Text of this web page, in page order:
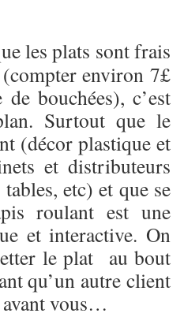
les plats sont frais
environ 7£
bouchées), c’est
Surtout que le
(décor plastique et
et distributeurs
etc) et que se
roulant est une
et interactive. On
le plat au bout
qu’un autre client
avant vous…